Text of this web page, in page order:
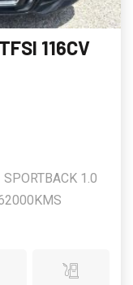
116CV
1.0